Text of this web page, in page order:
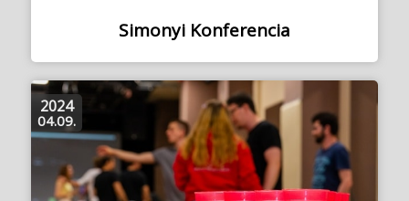
Simonyi Konferencia
2024
04.09.